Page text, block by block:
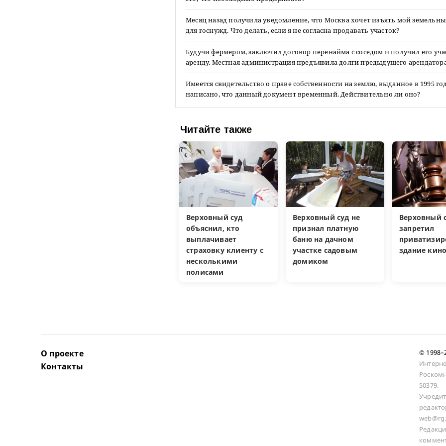
Месяц назад получила уведомление, что Москва хочет изъять мой
для госнужд. Что делать, если я не согласна продавать участок?
Будучи фермером, заключил договор перенайма с соседом и получил его
аренду. Местная администрация предъявила долги предыдущего
Имеется свидетельство о праве собственности на землю, выданное в 1995
написано, что данный документ временный. Действительно ли оно?
Читайте также
Верховный суд
объяснил, кто
выплачивает
страховку клиенту с
несколькими
полисами
Верховный суд не
признал платную
баню на дачном
участке садовым
домиком
Верховный
запретил
здание
О проекте
Контакты
©
50379.